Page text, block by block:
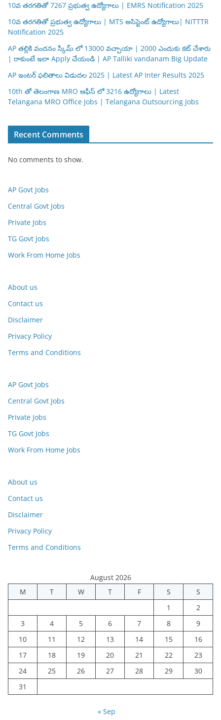
10వ తరగతితో 7267 ప్రభుత్వ ఉద్యోగాలు | EMRS Notification 2025
10వ తరగతితో ప్రభుత్వ ఉద్యోగాలు | MTS అసిస్టెంట్ ఉద్యోగాలు| NITTTR
Notification 2025
AP తల్లికి వందనం స్కీమ్ లో 13000 వచ్చాయా | 2000 ఎందుకు కట్ చేశారు
| రాకుంటే ఇలా Apply చేయండి | AP Talliki vandanam Big Update
AP ఇంటర్ ఫలితాలు విడుదల 2025 | Latest AP Inter Results 2025
10th తో తెలంగాణ MRO ఆఫీస్ లో 3216 ఉద్యోగాలు | Latest
Telangana MRO Office Jobs | Telangana Outsourcing Jobs
Recent Comments
No comments to show.
AP Govt Jobs
Central Govt Jobs
Private Jobs
TG Govt Jobs
Work From Home Jobs
About us
Contact us
Disclaimer
Privacy Policy
Terms and Conditions
AP Govt Jobs
Central Govt Jobs
Private Jobs
TG Govt Jobs
Work From Home Jobs
About us
Contact us
Disclaimer
Privacy Policy
Terms and Conditions
August 2026
M
T W T F S
S
1
2
3
4 5 6 7 8
9
10
11 12 13 14 15
16
17
18 19 20 21 22
23
24
25 26 27 28 29
30
31
« Sep